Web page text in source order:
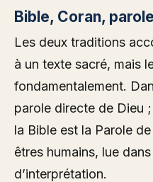
Bible, Coran,
Les deux traditions
à un texte sacré, mais
fondamentalement.
parole directe de Dieu
la Bible est la Parole
êtres humains, lue
d’interprétation.